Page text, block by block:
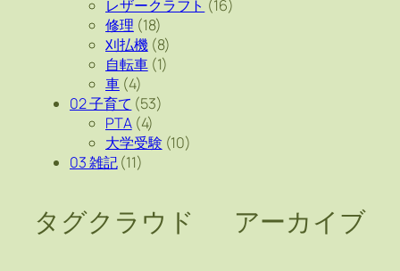
レザークラフト (16)
修理(18)
刈払機(8)
自転車(1)
車(4)
02 子育て (53)
PTA(4)
大学受験 (10)
03 雑記(11)
タグクラウド アーカイブ